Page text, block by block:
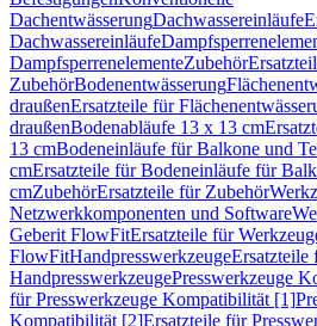
DachentwässerungDachwassereinläufe
Dachwassereinläufe
DampfsperrenelementeZubehör
ZubehörBodenentwässerung
draußenErsatzteile für
draußenBodenabläufe 13 x 13 cm
13 cmBodeneinläufe für Balkone und
cmErsatzteile für Bodeneinläufe für
cmZubehörErsatzteile für Zubehör
Netzwerkkomponenten und Software
Geberit FlowFitErsatzteile für
FlowFitHandpresswerkzeugeErsatzteile
HandpresswerkzeugePresswerkzeuge
für Presswerkzeuge Kompatibilität [1]
Kompatibilität [2]Ersatzteile für